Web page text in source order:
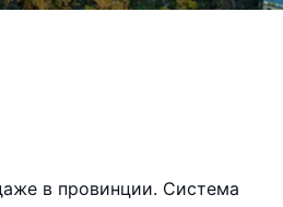
в провинции. Система